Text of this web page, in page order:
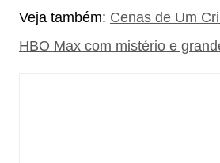
Veja também: Cenas de Um
HBO Max com mistério e